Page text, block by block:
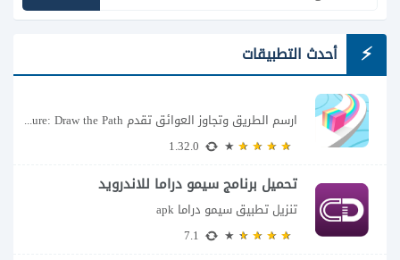
أحدث التطبيقات
ارسم الطريق وتجاوز العوائق تقدم Color Adventure: Draw the Path فكرة بسيطة تتحول سريعًا...
تحميل برنامج سيمو دراما للاندرويد
تنزيل تطبيق سيمو دراما apk